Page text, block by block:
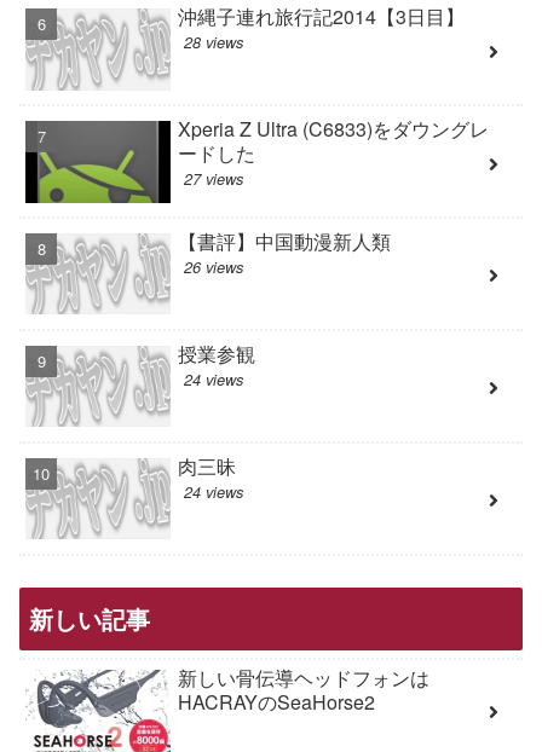
沖縄子連れ旅行記2014【3日目】
28 views
Xperia Z Ultra (C6833)をダウングレ
ードした
27 views
【書評】中国動漫新人類
26 views
授業参観
24 views
肉三昧
24 views
新しい記事
新しい骨伝導ヘッドフォンは
HACRAYのSeaHorse2